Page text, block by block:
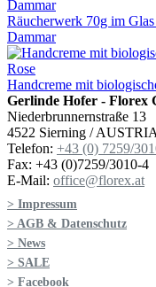
Räucherwerk 70g im
Dammar
Handcreme mit
Gerlinde Hofer - Florex
Niederbrunnernstraße 13
4522 Sierning / AUSTRIA
Telefon: +43 (0) 7259/
Fax: +43 (0)7259/3010-4
E-Mail: office@florex.at
> Impressum
> AGB & Datenschutz
> News
> SALE
> Facebook